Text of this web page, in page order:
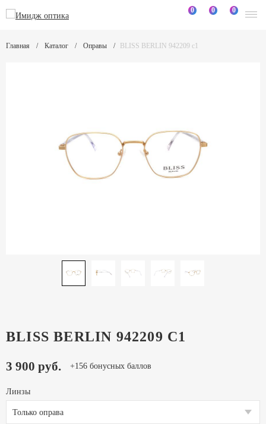
0 0 0
Главная Каталог Оправы BLISS BERLIN 942209 c1
BLISS BERLIN 942209 C1
3 900 руб. +156 бонусных баллов
Линзы
Только оправа